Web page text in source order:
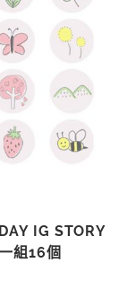
IG STORY
組16個